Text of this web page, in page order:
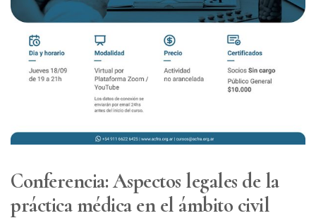
Conferencia: Aspectos legales de la
práctica médica en el ámbito civil